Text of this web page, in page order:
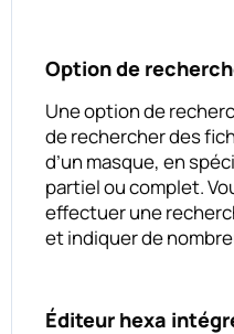
Option de
Une option de
de rechercher des
d’un masque, en
partiel ou complet.
effectuer une
et indiquer de
Éditeur hexa